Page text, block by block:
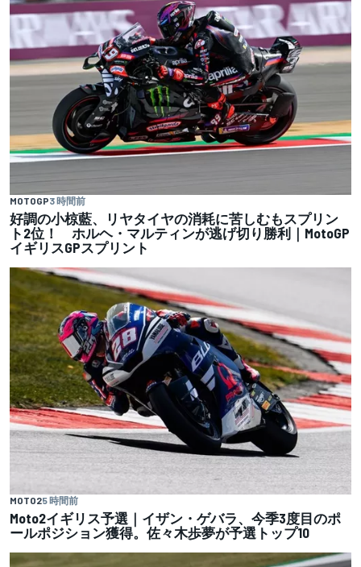
MOTOGP3 時間前
好調の小椋藍、リヤタイヤの消耗に苦しむもスプリン
ト2位！ ホルヘ・マルティンが逃げ切り勝利｜MotoGP
イギリスGPスプリント
MOTO25 時間前
Moto2イギリス予選｜イザン・ゲバラ、今季3度目のポ
ールポジション獲得。佐々木歩夢が予選トップ10